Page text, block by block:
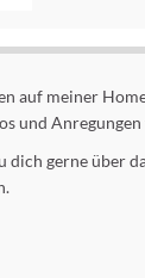
auf meiner
und
dich gerne über